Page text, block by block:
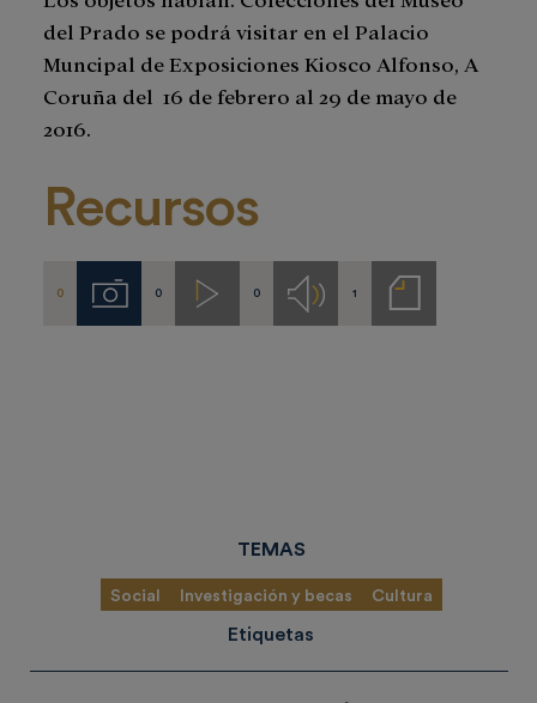
del Prado se podrá visitar en el Palacio
Muncipal de Exposiciones Kiosco Alfonso, A
Coruña del 16 de febrero al 29 de mayo de
2016.
Recursos
0 Imágenes
0 Videos
0 Audios1
Notas
de
TEMAS
Social Investigación y becas Cultura
Etiquetas